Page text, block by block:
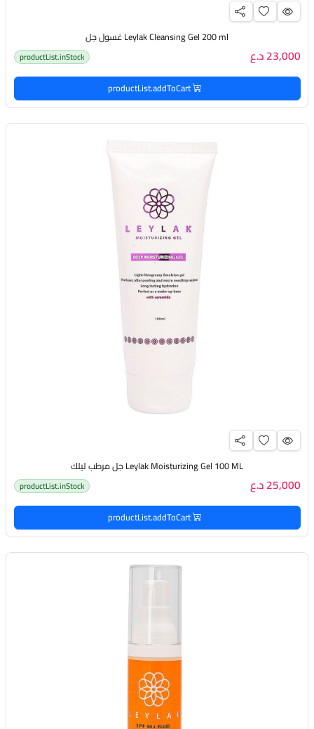
Leylak Cleansing Gel 200 ml غسول جل
23,000 د.ع productList.inStock
productList.addToCart
Leylak Moisturizing Gel 100 ML جل مرطب ليلك
25,000 د.ع productList.inStock
productList.addToCart